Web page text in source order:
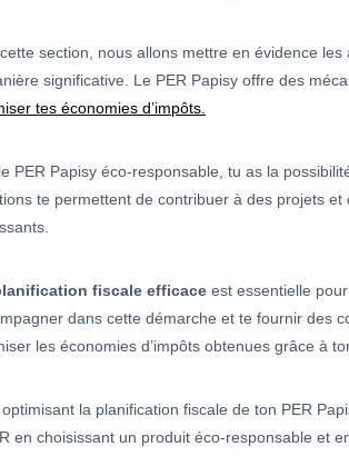
section, nous allons mettre en évidence
significative. Le PER Papisy offre des
tes économies d’impôts.
PER Papisy éco-responsable, tu as la
te permettent de contribuer à des projets
fiscale efficace est essentielle
dans cette démarche et te fournir des
les économies d’impôts obtenues grâce à
optimisant la planification fiscale de ton PER
en choisissant un produit éco-responsable et